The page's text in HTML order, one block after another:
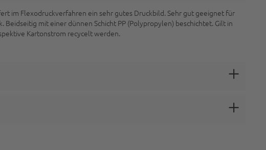
im Flexodruckverfahren ein sehr gutes Druckbild. Sehr gut geeignet für
mit einer dünnen Schicht PP (Polypropylen) beschichtet. Gilt in
Kartonstrom recycelt werden.